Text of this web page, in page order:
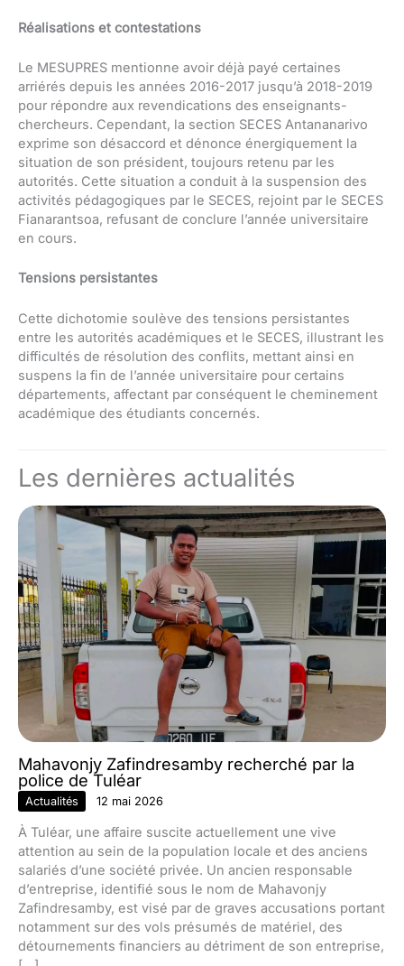
Réalisations et contestations
Le MESUPRES mentionne avoir déjà payé certaines
arriérés depuis les années 2016-2017 jusqu’à 2018-2019
pour répondre aux revendications des enseignants-
chercheurs. Cependant, la section SECES Antananarivo
exprime son désaccord et dénonce énergiquement la
situation de son président, toujours retenu par les
autorités. Cette situation a conduit à la suspension des
activités pédagogiques par le SECES, rejoint par le SECES
Fianarantsoa, ​​refusant de conclure l’année universitaire
en cours.
Tensions persistantes
Cette dichotomie soulève des tensions persistantes
entre les autorités académiques et le SECES, illustrant les
difficultés de résolution des conflits, mettant ainsi en
suspens la fin de l’année universitaire pour certains
départements, affectant par conséquent le cheminement
académique des étudiants concernés.
Les dernières actualités
Mahavonjy Zafindresamby recherché par la
police de Tuléar
Actualités 12 mai 2026
À Tuléar, une affaire suscite actuellement une vive
attention au sein de la population locale et des anciens
salariés d’une société privée. Un ancien responsable
d’entreprise, identifié sous le nom de Mahavonjy
Zafindresamby, est visé par de graves accusations portant
notamment sur des vols présumés de matériel, des
détournements financiers au détriment de son entreprise,